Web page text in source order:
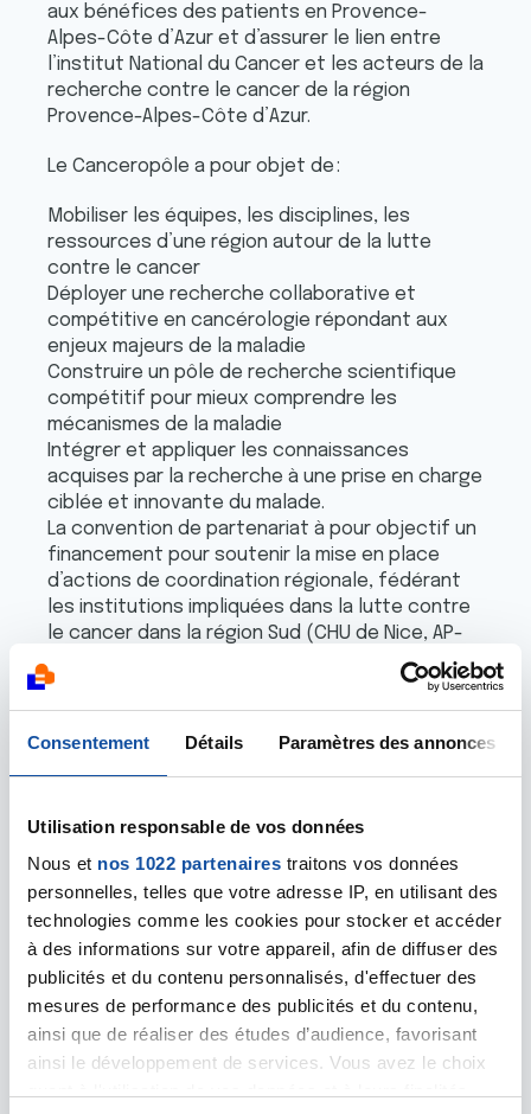
Consentement Détails Paramètres des annonces
Utilisation responsable de vos données
Nous et nos 1022 partenaires traitons vos données
personnelles, telles que votre adresse IP, en utilisant des
technologies comme les cookies pour stocker et accéder
à des informations sur votre appareil, afin de diffuser des
publicités et du contenu personnalisés, d'effectuer des
mesures de performance des publicités et du contenu,
ainsi que de réaliser des études d’audience, favorisant
ainsi le développement de services. Vous avez le choix
aux bénéfices des patients en Provence-
Alpes-Côte d’Azur et d’assurer le lien entre
l’institut National du Cancer et les acteurs de la
recherche contre le cancer de la région
Provence-Alpes-Côte d’Azur.
Le Canceropôle a pour objet de :
Mobiliser les équipes, les disciplines, les
ressources d’une région autour de la lutte
contre le cancer
Déployer une recherche collaborative et
compétitive en cancérologie répondant aux
enjeux majeurs de la maladie
Construire un pôle de recherche scientifique
compétitif pour mieux comprendre les
mécanismes de la maladie
Intégrer et appliquer les connaissances
acquises par la recherche à une prise en charge
ciblée et innovante du malade.
La convention de partenariat à pour objectif un
financement pour soutenir la mise en place
d’actions de coordination régionale, fédérant
les institutions impliquées dans la lutte contre
le cancer dans la région Sud (CHU de Nice, AP-
HM, Centre Antoine Lacassagne, Institut Paoli-
Calmettes, l’Université Côte d’Azur, Aix-
Marseille Université, l’Inserm, le CNRS et l’INRIA)
ou la réalisation de projets soutenus par le
actions du Canceropôle à hauteur de 40 000€
par an sur une durée de trois ans, dont 20 000 €
pour les jeunes chercheurs, de favoriser les
binômes "chercheurs-clinicien" dans le cadre
de la recherche translationnelle.
La première année de financement à aussi
permis de financer les prix des 3 meilleures
communications orales du Workshop jeunes
chercheurs d'Octobre 2023, qui a eu lieu à
Porquerolles.